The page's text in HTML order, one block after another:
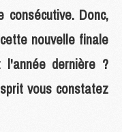
Donc,
nouvelle finale
dernière ?
vous constatez